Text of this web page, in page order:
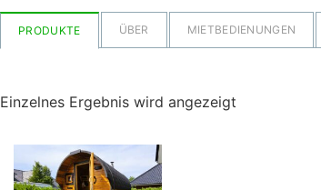
PRODUKTE ÜBER MIETBEDIENUNGEN
Einzelnes Ergebnis wird angezeigt